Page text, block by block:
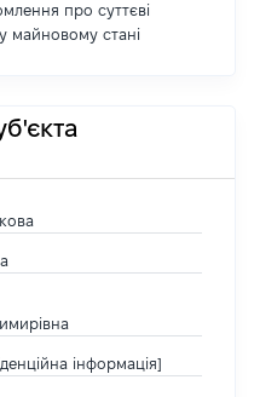
про суттєві
майновому стані
інформація]